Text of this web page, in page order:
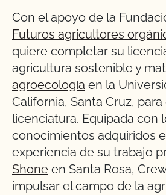
Con el apoyo de la
Futuros agricultores
quiere completar su
agricultura sostenible y
agroecología en la
California, Santa Cruz,
licenciatura. Equipada con
conocimientos adquiridos
experiencia de su trabajo
Shone en Santa Rosa,
impulsar el campo de la